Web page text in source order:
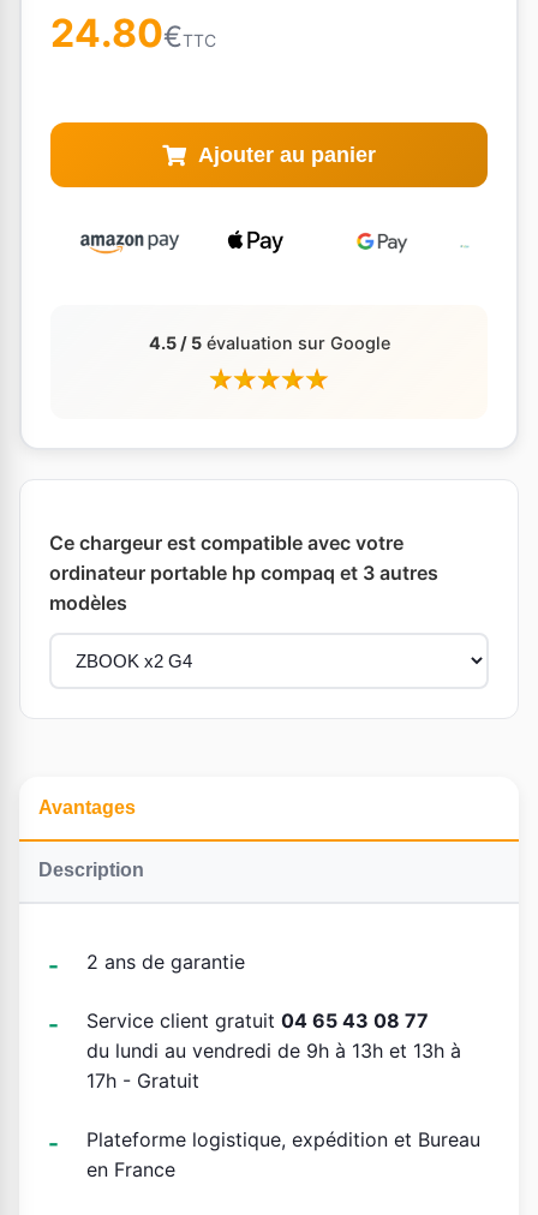
24.80€TTC
Ajouter au panier
4.5 / 5évaluation sur Google
Ce chargeur est compatible avec votre
ordinateur portable hp compaq et 3 autres
modèles
Avantages
Description
2 ans de garantie
Service client gratuit 04 65 43 08 77
du lundi au vendredi de 9h à 13h et 13h à
17h - Gratuit
Plateforme logistique, expédition et Bureau
en France